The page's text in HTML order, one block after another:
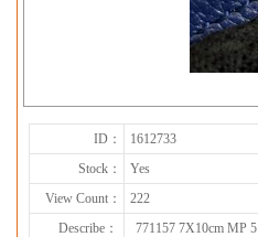
ID： 1612733
Stock：
Yes
View Count：
222
Describe：
771157 7X10cm MP 5